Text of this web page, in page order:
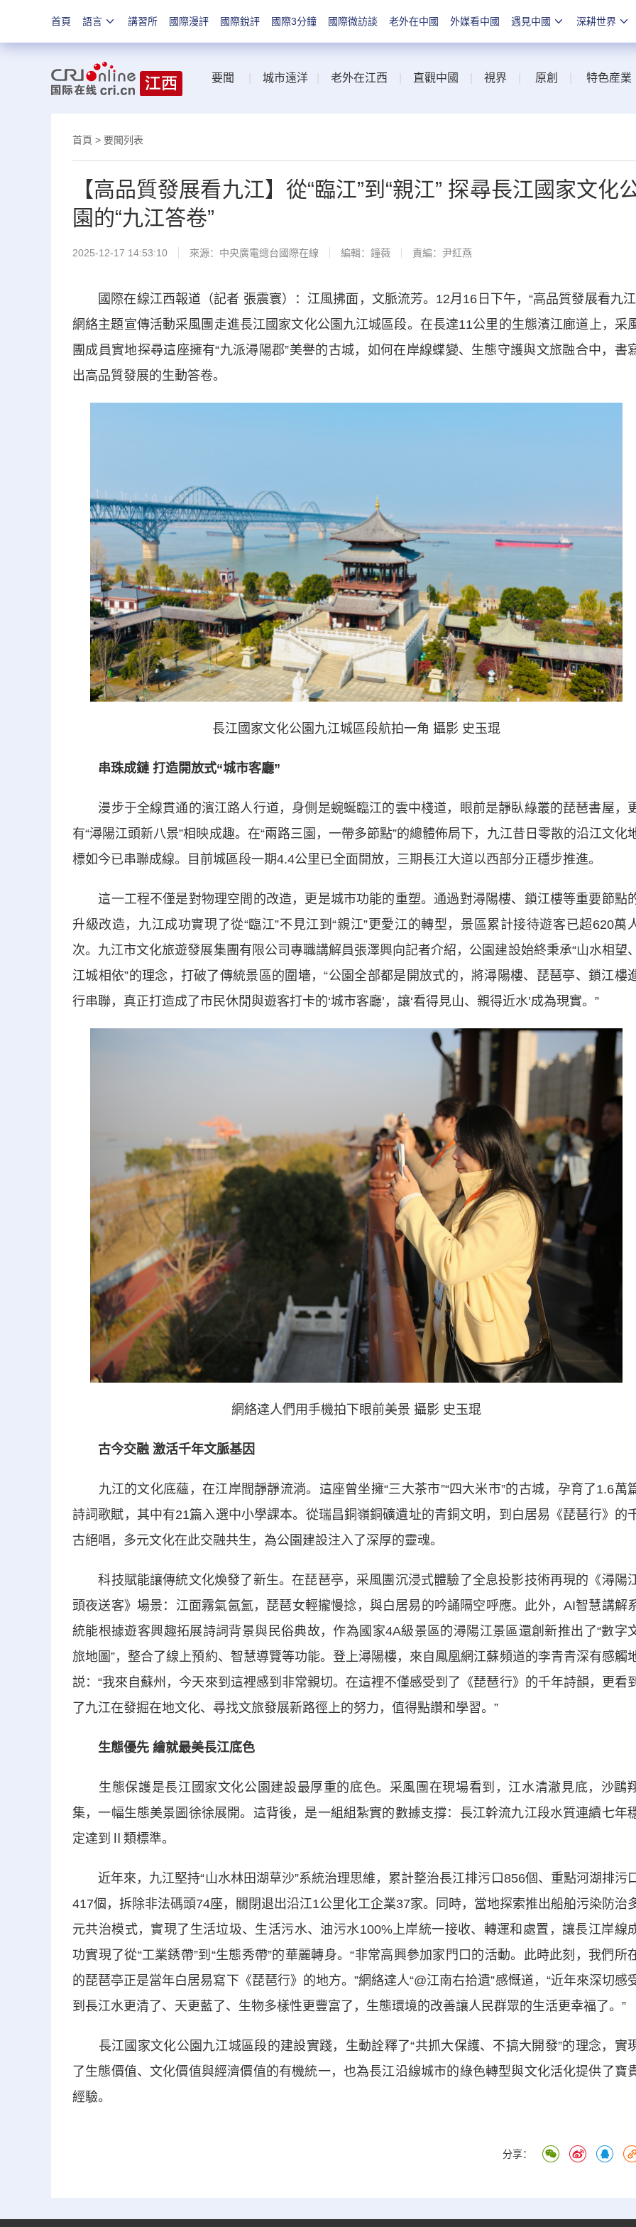
首頁 語言 講習所 國際漫評 國際銳評 國際3分鐘 國際微訪談 老外在中國 外媒看中國 遇見中國 深耕世界
要聞 城市遠洋 老外在江西 直觀中國 視界 原創 特色産業
首頁 > 要聞列表
【高品質發展看九江】從“臨江”到“親江” 探尋長江國家文化
園的“九江答卷”
2025-12-17 14:53:10 來源：中央廣電總台國際在線 編輯：鐘薇 責編：尹紅燕
國際在線江西報道（記者 張震寰）：江風拂面，文脈流芳。12月16日下午，“高品質發展看九江
網絡主題宣傳活動采風團走進長江國家文化公園九江城區段。在長達11公里的生態濱江廊道上，采
團成員實地探尋這座擁有“九派潯陽郡”美譽的古城，如何在岸線蝶變、生態守護與文旅融合中，書
出高品質發展的生動答卷。
長江國家文化公園九江城區段航拍一角 攝影 史玉琨
串珠成鏈 打造開放式“城市客廳”
漫步于全線貫通的濱江路人行道，身側是蜿蜒臨江的雲中棧道，眼前是靜臥綠叢的琵琶書屋，
有“潯陽江頭新八景”相映成趣。在“兩路三園，一帶多節點”的總體佈局下，九江昔日零散的沿江文化
標如今已串聯成線。目前城區段一期4.4公里已全面開放，三期長江大道以西部分正穩步推進。
這一工程不僅是對物理空間的改造，更是城市功能的重塑。通過對潯陽樓、鎖江樓等重要節點
升級改造，九江成功實現了從“臨江”不見江到“親江”更愛江的轉型，景區累計接待遊客已超620萬
次。九江市文化旅遊發展集團有限公司專職講解員張澤興向記者介紹，公園建設始終秉承“山水相望、
江城相依”的理念，打破了傳統景區的圍墻，“公園全部都是開放式的，將潯陽樓、琵琶亭、鎖江樓
行串聯，真正打造成了市民休閒與遊客打卡的‘城市客廳’，讓‘看得見山、親得近水’成為現實。”
網絡達人們用手機拍下眼前美景 攝影 史玉琨
古今交融 激活千年文脈基因
九江的文化底蘊，在江岸間靜靜流淌。這座曾坐擁“三大茶市”“四大米市”的古城，孕育了1.6萬
詩詞歌賦，其中有21篇入選中小學課本。從瑞昌銅嶺銅礦遺址的青銅文明，到白居易《琵琶行》的
古絕唱，多元文化在此交融共生，為公園建設注入了深厚的靈魂。
科技賦能讓傳統文化煥發了新生。在琵琶亭，采風團沉浸式體驗了全息投影技術再現的《潯陽
頭夜送客》場景：江面霧氣氤氳，琵琶女輕攏慢捻，與白居易的吟誦隔空呼應。此外，AI智慧講解
統能根據遊客興趣拓展詩詞背景與民俗典故，作為國家4A級景區的潯陽江景區還創新推出了“數字
旅地圖”，整合了線上預約、智慧導覽等功能。登上潯陽樓，來自鳳凰網江蘇頻道的李青青深有感觸
説：“我來自蘇州，今天來到這裡感到非常親切。在這裡不僅感受到了《琵琶行》的千年詩韻，更看到
了九江在發掘在地文化、尋找文旅發展新路徑上的努力，值得點讚和學習。”
生態優先 繪就最美長江底色
生態保護是長江國家文化公園建設最厚重的底色。采風團在現場看到，江水清澈見底，沙鷗
集，一幅生態美景圖徐徐展開。這背後，是一組組紮實的數據支撐：長江幹流九江段水質連續七年
定達到Ⅱ類標準。
近年來，九江堅持“山水林田湖草沙”系統治理思維，累計整治長江排污口856個、重點河湖排污
417個，拆除非法碼頭74座，關閉退出沿江1公里化工企業37家。同時，當地探索推出船舶污染防治
元共治模式，實現了生活垃圾、生活污水、油污水100%上岸統一接收、轉運和處置，讓長江岸線
功實現了從“工業銹帶”到“生態秀帶”的華麗轉身。“非常高興參加家門口的活動。此時此刻，我們所
的琵琶亭正是當年白居易寫下《琵琶行》的地方。”網絡達人“@江南右拾遺”感慨道，“近年來深切感
到長江水更清了、天更藍了、生物多樣性更豐富了，生態環境的改善讓人民群眾的生活更幸福了。”
長江國家文化公園九江城區段的建設實踐，生動詮釋了“共抓大保護、不搞大開發”的理念，實
了生態價值、文化價值與經濟價值的有機統一，也為長江沿線城市的綠色轉型與文化活化提供了寶
經驗。
分享：